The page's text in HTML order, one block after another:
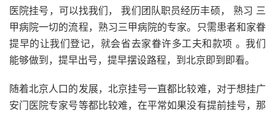
医院挂号，可以找我们，
我们团队职员经历丰硕， 熟习 三
甲病院一切的流程，熟习三甲病院的专家。只需患者和家眷
提早的让我们登记，就会省去家眷许多工夫和款项 。我们
能够做到，提早出号，提早摆设路程，到北京即到即看。
随着北京人口的发展，北京挂号一直都比较难，对于想挂广
安门医院专家号等都比较难，在平常如果没有提前挂号，那